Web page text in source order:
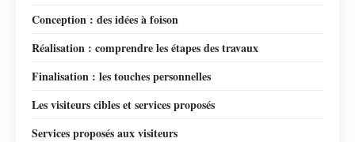
Conception : des idées à foison
Réalisation : comprendre les étapes des travaux
Finalisation : les touches personnelles
Les visiteurs cibles et services proposés
Services proposés aux visiteurs